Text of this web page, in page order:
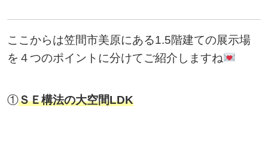
ここからは笠間市美原にある1.5階建ての展示場
を４つのポイントに分けてご紹介しますね
①ＳＥ構法の大空間LDK